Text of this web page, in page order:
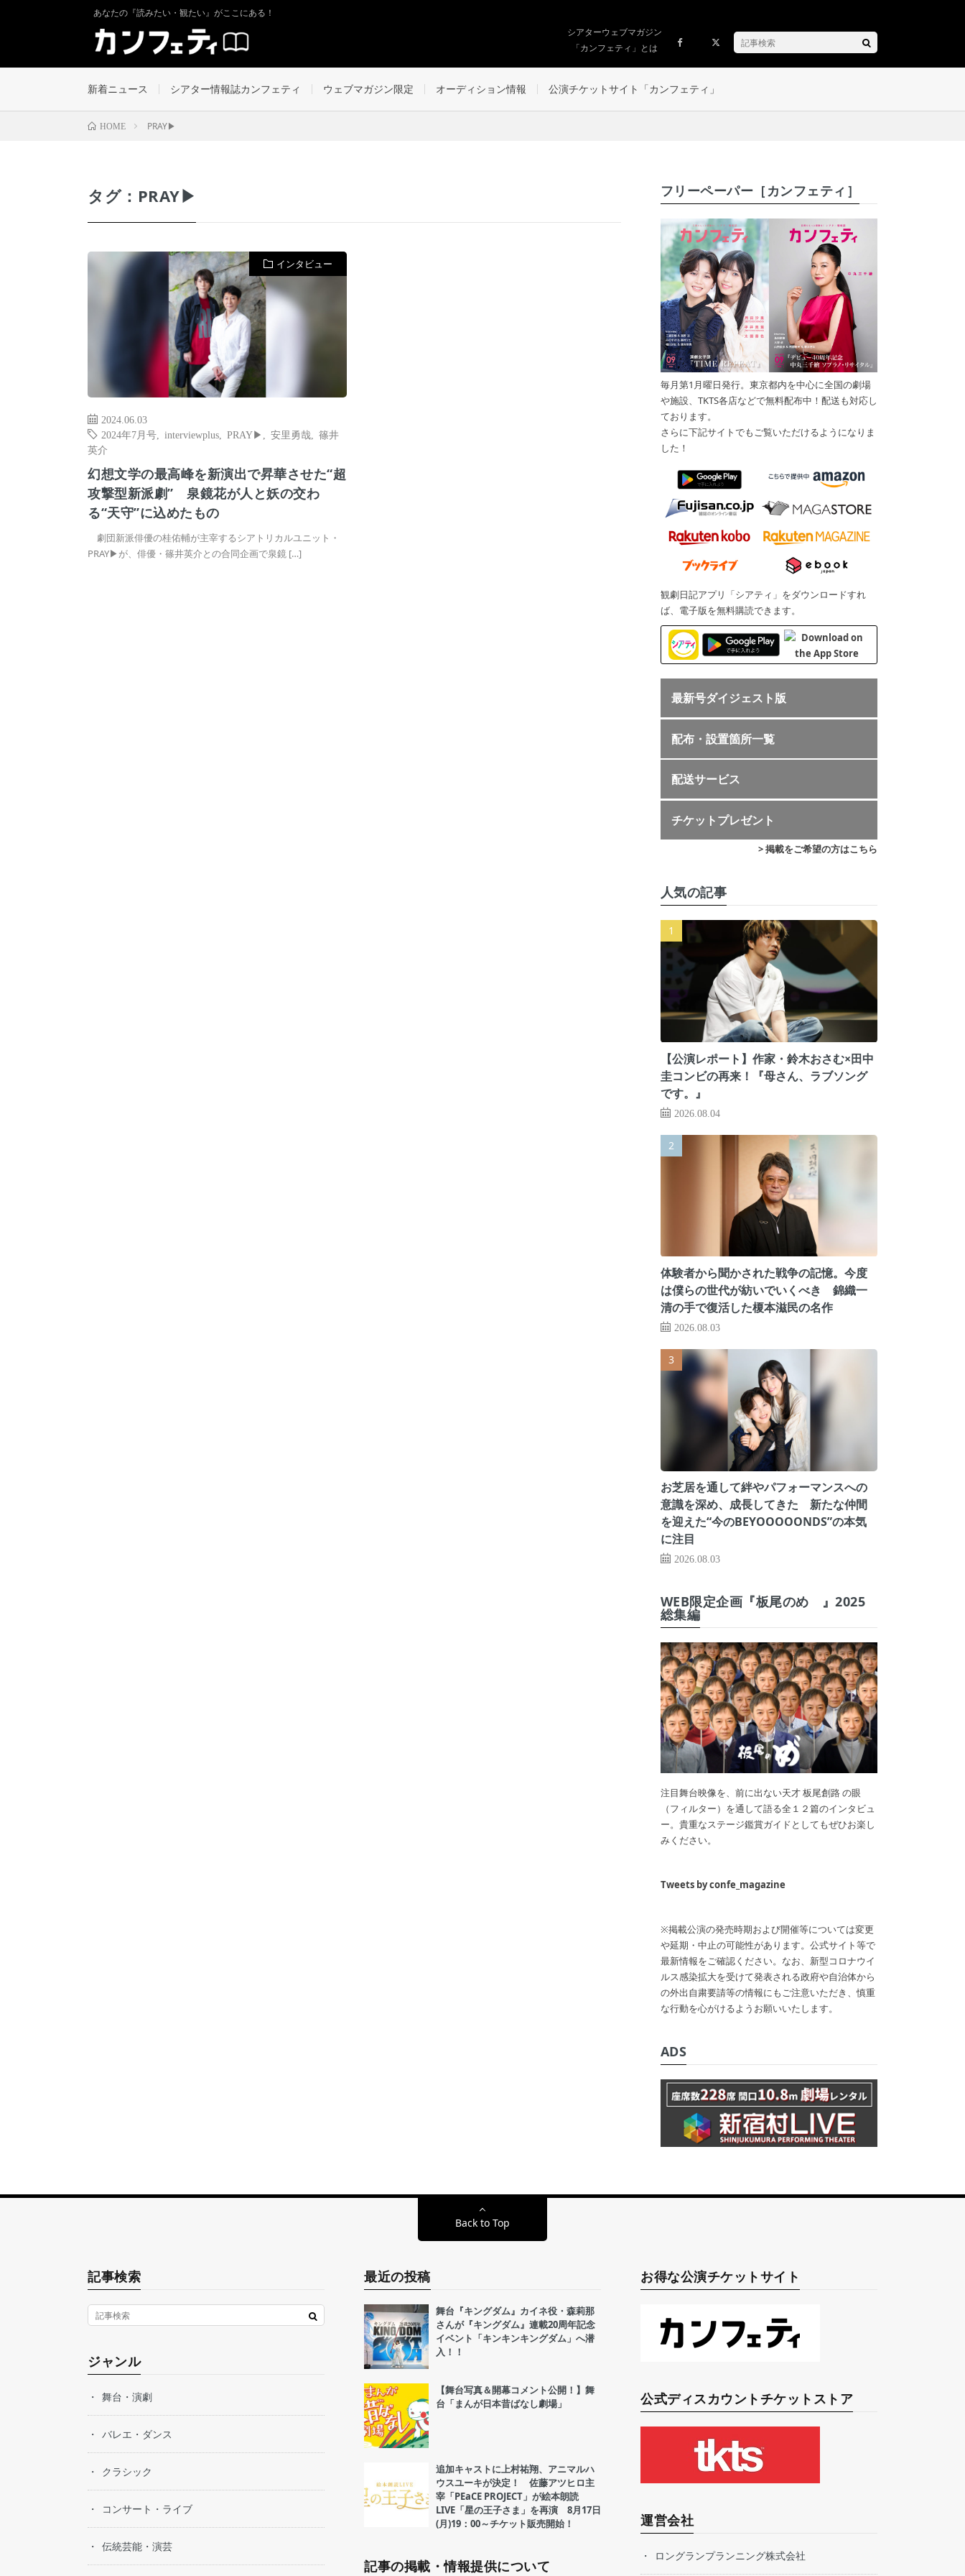
あなたの『読みたい・観たい』がここにある！
シアターウェブマガジン
「カンフェティ」とは
新着ニュース シアター情報誌カンフェティ ウェブマガジン限定 オーディション情報 公演チケットサイト「カンフェティ」
HOME PRAY▶
タグ：PRAY▶
インタビュー
2024.06.03
2024年7月号
interviewplus PRAY▶ 安里勇哉
篠井
英介
幻想文学の最高峰を新演出で昇華させた“超
攻撃型新派劇” 泉鏡花が人と妖の交わ
る“天守”に込めたもの
劇団新派俳優の桂佑輔が主宰するシアトリカルユニット・
PRAY▶が、俳優・篠井英介との合同企画で泉鏡 […]
フリーペーパー［カンフェティ］
毎月第1月曜日発行。東京都内を中心に全国の劇場
や施設、TKTS各店などで無料配布中！配送も対応し
ております。
さらに下記サイトでもご覧いただけるようになりま
した！
観劇日記アプリ「シアティ」をダウンロードすれ
ば、電子版を無料購読できます。
最新号ダイジェスト版
配布・設置箇所一覧
配送サービス
チケットプレゼント
> 掲載をご希望の方はこちら
人気の記事
【公演レポート】作家・鈴木おさむ×田中
圭コンビの再来！『母さん、ラブソング
です。』
2026.08.04
体験者から聞かされた戦争の記憶。今度
は僕らの世代が紡いでいくべき 錦織一
清の手で復活した榎本滋民の名作
2026.08.03
お芝居を通して絆やパフォーマンスへの
意識を深め、成長してきた 新たな仲間
を迎えた“今のBEYOOOOONDS”の本気
に注目
2026.08.03
WEB限定企画『板尾のめ゙』2025
総集編
注目舞台映像を、前に出ない天才 板尾創路 の眼
（フィルター）を通して語る全１２篇のインタビュ
ー。貴重なステージ鑑賞ガイドとしてもぜひお楽し
みください。
Tweets by confe_magazine
※掲載公演の発売時期および開催等については変更
や延期・中止の可能性があります。公式サイト等で
最新情報をご確認ください。なお、新型コロナウイ
ルス感染拡大を受けて発表される政府や自治体から
の外出自粛要請等の情報にもご注意いただき、慎重
な行動を心がけるようお願いいたします。
ADS
Back to Top
記事検索
ジャンル
舞台・演劇
バレエ・ダンス
クラシック
コンサート・ライブ
伝統芸能・演芸
最近の投稿
舞台『キングダム』カイネ役・森莉那
さんが『キングダム』連載20周年記念
イベント「キンキンキングダム」へ潜
入！！
【舞台写真＆開幕コメント公開！】舞
台「まんが日本昔ばなし劇場」
追加キャストに上村祐翔、アニマルハ
ウスユーキが決定！ 佐藤アツヒロ主
宰「PEaCE PROJECT」が絵本朗読
LIVE「星の王子さま」を再演 8月17日
(月)19：00～チケット販売開始！
記事の掲載・情報提供について
お得な公演チケットサイト
公式ディスカウントチケットストア
運営会社
ロングランプランニング株式会社